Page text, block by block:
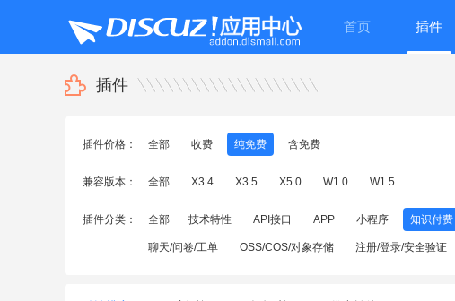
首页 插件
插件
插件价格： 全部 收费 纯免费 含免费
兼容版本： 全部 X3.4 X3.5 X5.0 W1.0 W1.5
插件分类： 全部 技术特性 API接口 APP 小程序 知识付费
聊天/问卷/工单 OSS/COS/对象存储 注册/登录/安全验证